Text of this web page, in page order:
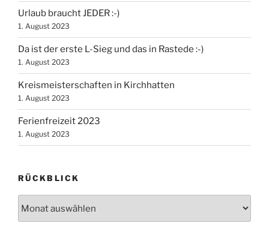
Urlaub braucht JEDER :-)
1. August 2023
Da ist der erste L-Sieg und das in Rastede :-)
1. August 2023
Kreismeisterschaften in Kirchhatten
1. August 2023
Ferienfreizeit 2023
1. August 2023
RÜCKBLICK